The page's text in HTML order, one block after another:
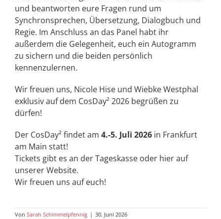
und beantworten eure Fragen rund um
Synchronsprechen, Übersetzung, Dialogbuch und
Regie. Im Anschluss an das Panel habt ihr
außerdem die Gelegenheit, euch ein Autogramm
zu sichern und die beiden persönlich
kennenzulernen.
Wir freuen uns, Nicole Hise und Wiebke Westphal
exklusiv auf dem CosDay² 2026 begrüßen zu
dürfen!
Der CosDay² findet am 4.-5. Juli 2026in Frankfurt
am Main statt!
Tickets gibt es an der Tageskasse oder hier auf
unserer Website.
Wir freuen uns auf euch!
Von Sarah Schimmelpfennig | 30. Juni 2026